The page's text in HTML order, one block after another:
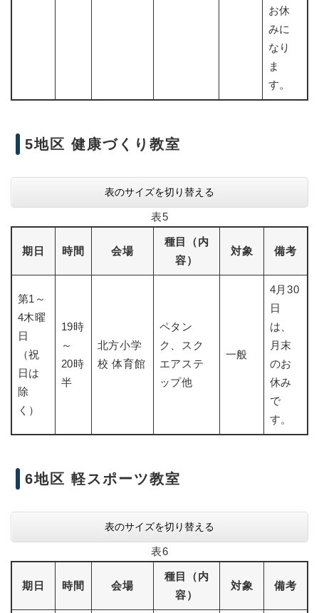
お休
みに
なり
ま
す。
5地区 健康づくり教室
表のサイズを切り替える
表5
期日 時間 会場
種目（内
容）
対象 備考
第1～
4木曜
日
（祝
日は
除
く）
19時
～
20時
半
北方小学
校 体育館
ペタン
ク、スク
エアステ
ップ他
一般
4月30
日
は、
月末
のお
休み
で
す。
6地区 軽スポーツ教室
表のサイズを切り替える
表6
期日 時間 会場
種目（内
容）
対象 備考